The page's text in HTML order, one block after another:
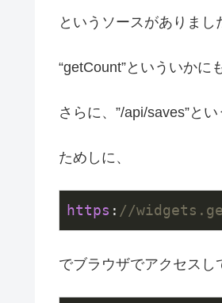
というソースがありまし
“getCount”といういかに
さらに、”/api/saves”と
ためしに、
https : //
でブラウザでアクセスし